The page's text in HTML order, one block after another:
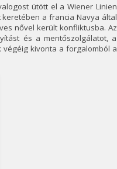
ütött el a Wiener Linien
a francia Navya által
nővel került konfliktusba. Az
és a mentőszolgálatot, a
kivonta a forgalomból a